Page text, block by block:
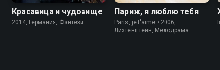
Красавица и чудовище
2014, Германия, Фэнтези
Париж, я люблю тебя
Paris, je t'aime • 2006,
Лихтенштейн, Мелодрама